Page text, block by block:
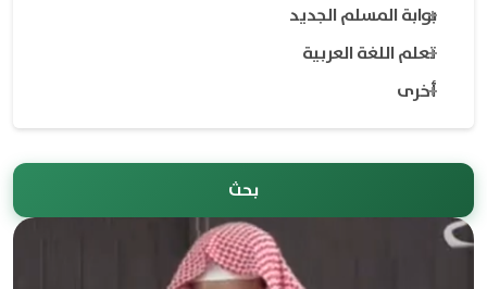
بوابة المسلم الجديد
تعلم اللغة العربية
أخرى
بحث